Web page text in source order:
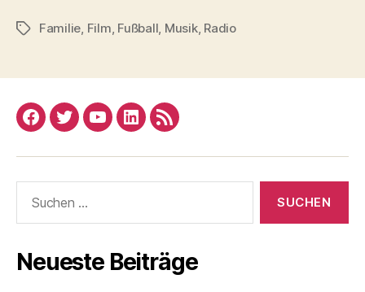
Schlagwörter
Familie, Film, Fußball, Musik, Radio
Facebook
TwitterYouTube
LinkedRSS
nach:
Neueste Beiträge